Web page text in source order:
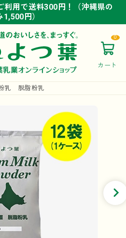
利用で送料300円！（沖縄県の
1,500円）
利用で送料300円！（沖縄県の
1,500円）
利用で送料300円！（沖縄県の
1,500円）
カート
0
乳 脱脂粉乳